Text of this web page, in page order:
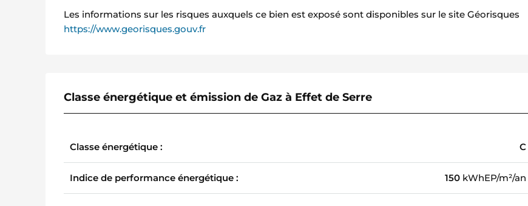
Les informations sur les risques auxquels ce bien est exposé sont disponibles sur le site Géorisques
https://www.georisques.gouv.fr
Classe énergétique et émission de Gaz à Effet de Serre
Classe énergétique : C
Indice de performance énergétique : 150 kWhEP/m²/an